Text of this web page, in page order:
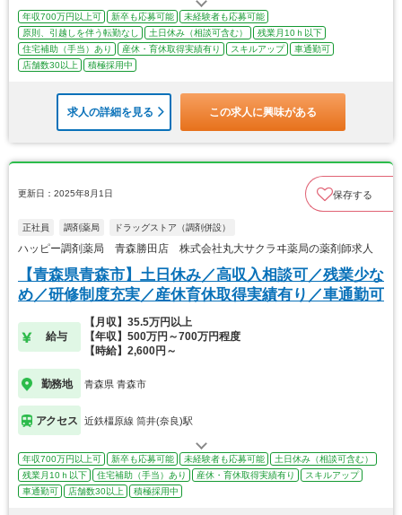
年収700万円以上可 新卒も応募可能
未経験者も応募可能
原則、引越しを伴う転勤なし
土日休み（相談可含む）
残業月10ｈ以下
住宅補助（手当）あり
産休・育休取得実績有り スキルアップ
車通勤可
店舗数30以上
積極採用中
求人の詳細を見る この求人に興味がある
更新日：2025年8月1日 保存する
正社員 調剤薬局 ドラッグストア（調剤併設）
ハッピー調剤薬局 青森勝田店 株式会社丸大サクラヰ薬局の薬剤師求人
【青森県青森市】土日休み／高収入相談可／残業少な
め／研修制度充実／産休育休取得実績有り／車通勤可
給与
【月収】35.5万円以上
【年収】500万円～700万円程度
【時給】2,600円～
勤務地 青森県 青森市
アクセス 近鉄橿原線 筒井(奈良)駅
年収700万円以上可 新卒も応募可能 未経験者も応募可能
土日休み（相談可含む）
残業月10ｈ以下
住宅補助（手当）あり 産休・育休取得実績有り
スキルアップ
車通勤可
店舗数30以上 積極採用中